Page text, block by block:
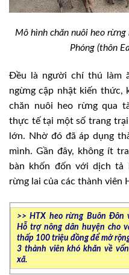
Mô hình chăn nuôi heo
Phóng (thôn
Đều là người chí thú làm
ngừng cập nhật kiến thức,
chăn nuôi heo rừng qua
thực tế tại một số trang
lớn. Nhờ đó đã áp dụng
mình. Gần đây, không ít
bàn khốn đốn với dịch tả
rừng lai của các thành viên
>> HTX heo rừng Buôn Đôn
Hỗ trợ nông dân huyện cho
thấp 100 triệu đồng để mở
3 thành viên khó khăn về
xã.